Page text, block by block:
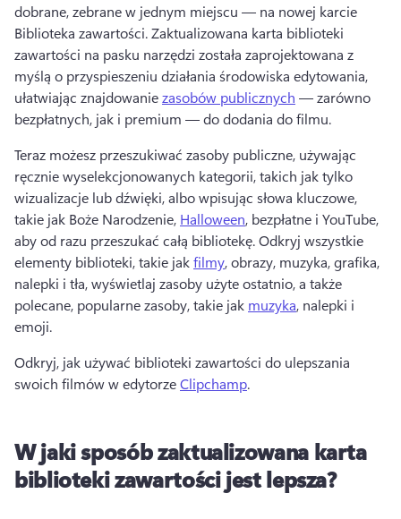
dobrane, zebrane w jednym miejscu — na nowej karcie
Biblioteka zawartości. Zaktualizowana karta biblioteki
zawartości na pasku narzędzi została zaprojektowana z
myślą o przyspieszeniu działania środowiska edytowania,
ułatwiając znajdowanie zasobów publicznych — zarówno
bezpłatnych, jak i premium — do dodania do filmu.
Teraz możesz przeszukiwać zasoby publiczne, używając
ręcznie wyselekcjonowanych kategorii, takich jak tylko
wizualizacje lub dźwięki, albo wpisując słowa kluczowe,
takie jak Boże Narodzenie, Halloween, bezpłatne i YouTube,
aby od razu przeszukać całą bibliotekę. Odkryj wszystkie
elementy biblioteki, takie jak filmy, obrazy, muzyka, grafika,
nalepki i tła, wyświetlaj zasoby użyte ostatnio, a także
polecane, popularne zasoby, takie jak muzyka, nalepki i
emoji.
Odkryj, jak używać biblioteki zawartości do ulepszania
swoich filmów w edytorze Clipchamp.
W jaki sposób zaktualizowana karta
biblioteki zawartości jest lepsza?